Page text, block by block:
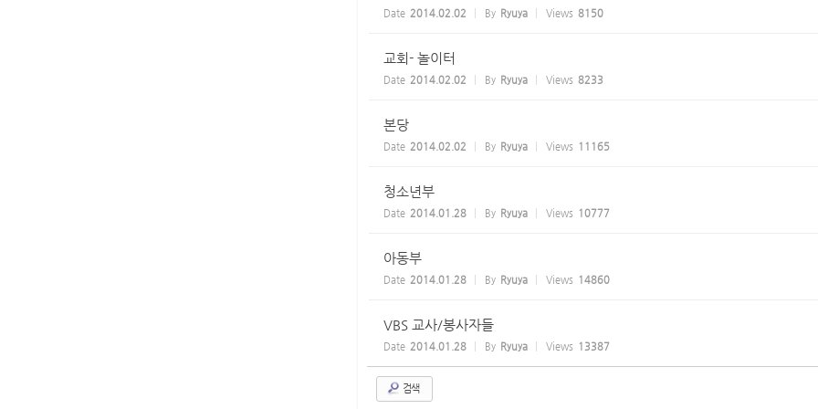
Date 2014.02.02 By Ryuya Views 8150
교회- 놀이터
Date 2014.02.02 By Ryuya Views 8233
본당
Date 2014.02.02 By Ryuya Views 11165
청소년부
Date 2014.01.28 By Ryuya Views 10777
아동부
Date 2014.01.28 By Ryuya Views 14860
VBS 교사/봉사자들
Date 2014.01.28 By Ryuya Views 13387
검색